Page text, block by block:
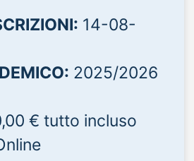
14-08-
2025/2026
€ tutto incluso